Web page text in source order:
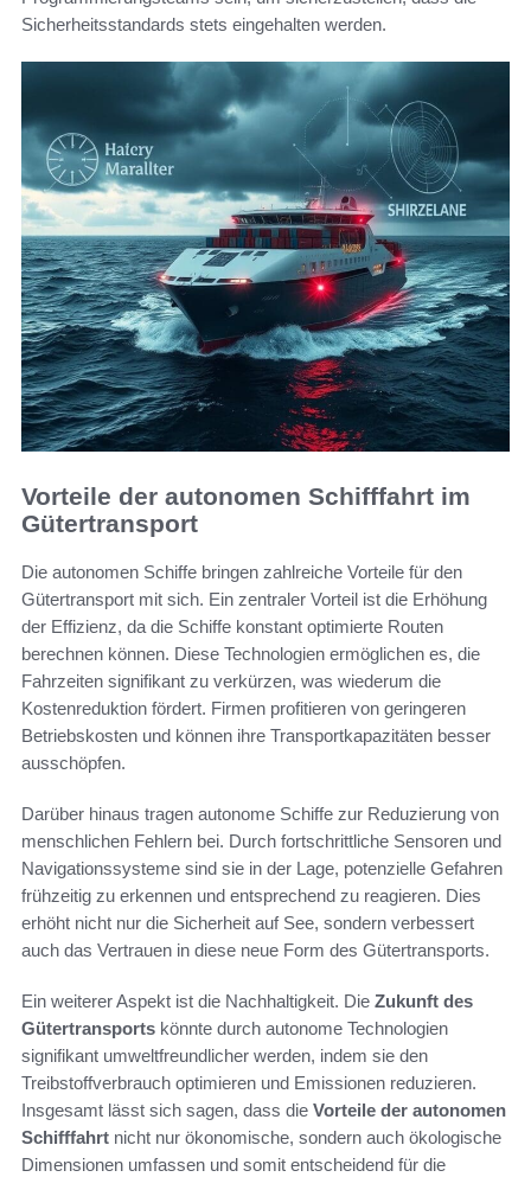
Sicherheitsstandards stets eingehalten werden.
Vorteile der autonomen Schifffahrt im
Gütertransport
Die autonomen Schiffe bringen zahlreiche Vorteile für den
Gütertransport mit sich. Ein zentraler Vorteil ist die Erhöhung
der Effizienz, da die Schiffe konstant optimierte Routen
berechnen können. Diese Technologien ermöglichen es, die
Fahrzeiten signifikant zu verkürzen, was wiederum die
Kostenreduktion fördert. Firmen profitieren von geringeren
Betriebskosten und können ihre Transportkapazitäten besser
ausschöpfen.
Darüber hinaus tragen autonome Schiffe zur Reduzierung von
menschlichen Fehlern bei. Durch fortschrittliche Sensoren und
Navigationssysteme sind sie in der Lage, potenzielle Gefahren
frühzeitig zu erkennen und entsprechend zu reagieren. Dies
erhöht nicht nur die Sicherheit auf See, sondern verbessert
auch das Vertrauen in diese neue Form des Gütertransports.
Ein weiterer Aspekt ist die Nachhaltigkeit. Die Zukunft des
Gütertransports könnte durch autonome Technologien
signifikant umweltfreundlicher werden, indem sie den
Treibstoffverbrauch optimieren und Emissionen reduzieren.
Insgesamt lässt sich sagen, dass die Vorteile der autonomen
Schifffahrt nicht nur ökonomische, sondern auch ökologische
Dimensionen umfassen und somit entscheidend für die